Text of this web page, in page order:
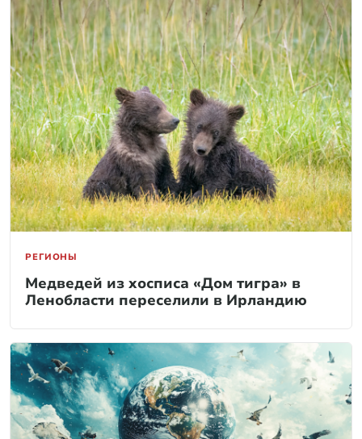
РЕГИОНЫ
Медведей из хосписа «Дом тигра» в
Ленобласти переселили в Ирландию